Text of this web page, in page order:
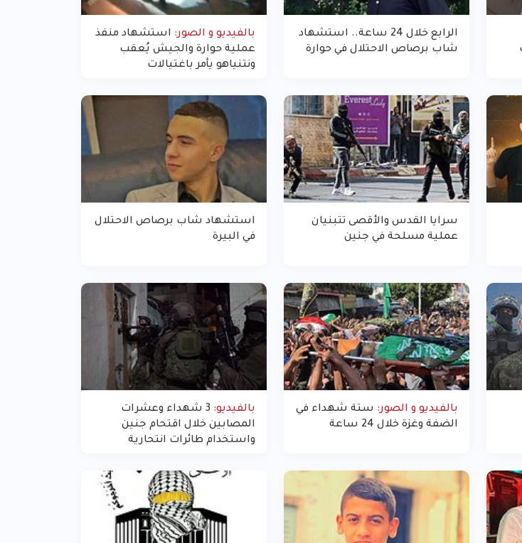
الرابع خلال 24 ساعة.. استشهاد
شاب برصاص الاحتلال في حوارة
بالفيديو و الصور: استشهاد منفذ
عملية حوارة والجيش يُعقب
ونتنياهو يأمر باغتيالات
سرايا القدس والأقصى تتبنيان
عملية مسلحة في جنين
استشهاد شاب برصاص الاحتلال
في البيرة
بالفيديو و الصور: ستة شهداء في
الضفة وغزة خلال 24 ساعة
بالفيديو:
3 شهداء وعشرات
المصابين خلال اقتحام جنين
واستخدام طائرات انتحارية